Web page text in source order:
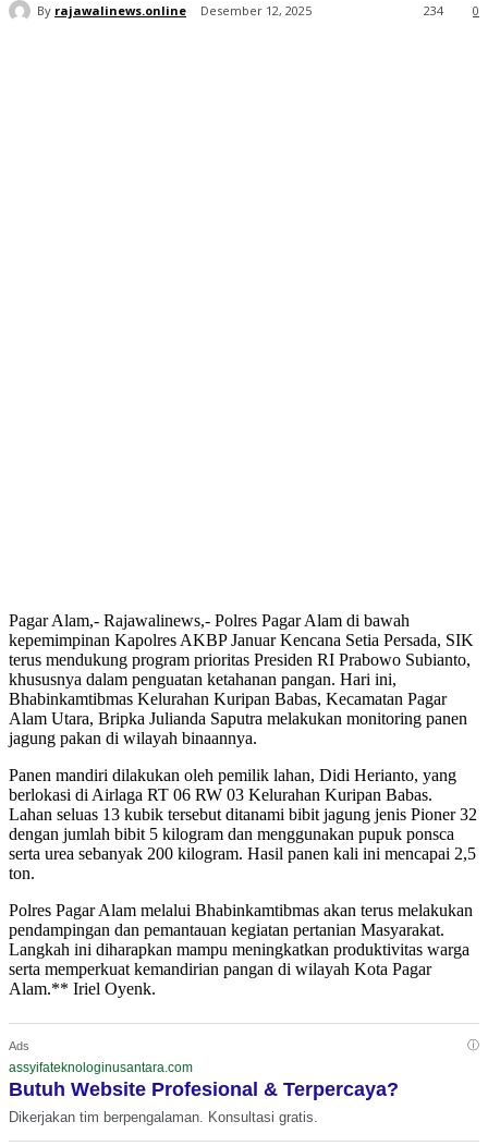
By rajawalinews.online Desember 12, 2025 0
234
Pagar Alam,- Rajawalinews,- Polres Pagar Alam di bawah
kepemimpinan Kapolres AKBP Januar Kencana Setia Persada, SIK
terus mendukung program prioritas Presiden RI Prabowo Subianto,
khususnya dalam penguatan ketahanan pangan. Hari ini,
Bhabinkamtibmas Kelurahan Kuripan Babas, Kecamatan Pagar
Alam Utara, Bripka Julianda Saputra melakukan monitoring panen
jagung pakan di wilayah binaannya.
Panen mandiri dilakukan oleh pemilik lahan, Didi Herianto, yang
berlokasi di Airlaga RT 06 RW 03 Kelurahan Kuripan Babas.
Lahan seluas 13 kubik tersebut ditanami bibit jagung jenis Pioner 32
dengan jumlah bibit 5 kilogram dan menggunakan pupuk ponsca
serta urea sebanyak 200 kilogram. Hasil panen kali ini mencapai 2,5
ton.
Polres Pagar Alam melalui Bhabinkamtibmas akan terus melakukan
pendampingan dan pemantauan kegiatan pertanian Masyarakat.
Langkah ini diharapkan mampu meningkatkan produktivitas warga
serta memperkuat kemandirian pangan di wilayah Kota Pagar
Alam.** Iriel Oyenk.
Ads ⓘ
assyifateknologinusantara.com
Butuh Website Profesional & Terpercaya?
Dikerjakan tim berpengalaman. Konsultasi gratis.